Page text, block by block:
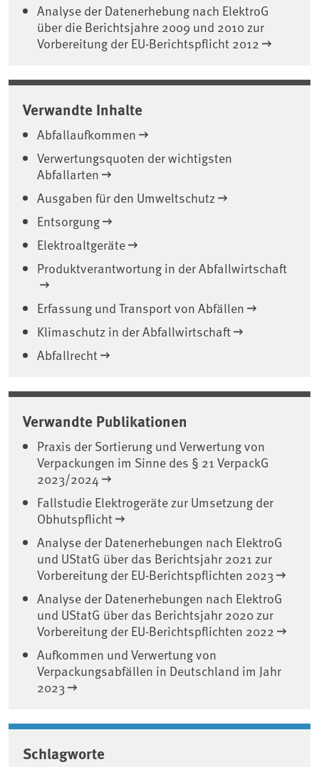
Analyse der Datenerhebung nach ElektroG
über die Berichtsjahre 2009 und 2010 zur
Vorbereitung der EU-Berichtspflicht 2012
Verwandte Inhalte
Abfallaufkommen
Verwertungsquoten der wichtigsten
Abfallarten
Ausgaben für den Umweltschutz
Entsorgung
Elektroaltgeräte
Produktverantwortung in der Abfallwirtschaft
Erfassung und Transport von Abfällen
Klimaschutz in der Abfallwirtschaft
Abfallrecht
Verwandte Publikationen
Praxis der Sortierung und Verwertung von
Verpackungen im Sinne des § 21 VerpackG
2023/2024
Fallstudie Elektrogeräte zur Umsetzung der
Obhutspflicht
Analyse der Datenerhebungen nach ElektroG
und UStatG über das Berichtsjahr 2021 zur
Vorbereitung der EU-Berichtspflichten 2023
Analyse der Datenerhebungen nach ElektroG
und UStatG über das Berichtsjahr 2020 zur
Vorbereitung der EU-Berichtspflichten 2022
Aufkommen und Verwertung von
Verpackungsabfällen in Deutschland im Jahr
2023
Schlagworte